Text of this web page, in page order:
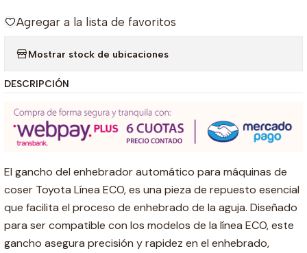
Agregar a la lista de favoritos
Mostrar stock de ubicaciones
DESCRIPCIÓN
El gancho del enhebrador automático para máquinas de
coser Toyota Línea ECO, es una pieza de repuesto esencial
que facilita el proceso de enhebrado de la aguja. Diseñado
para ser compatible con los modelos de la línea ECO, este
gancho asegura precisión y rapidez en el enhebrado,